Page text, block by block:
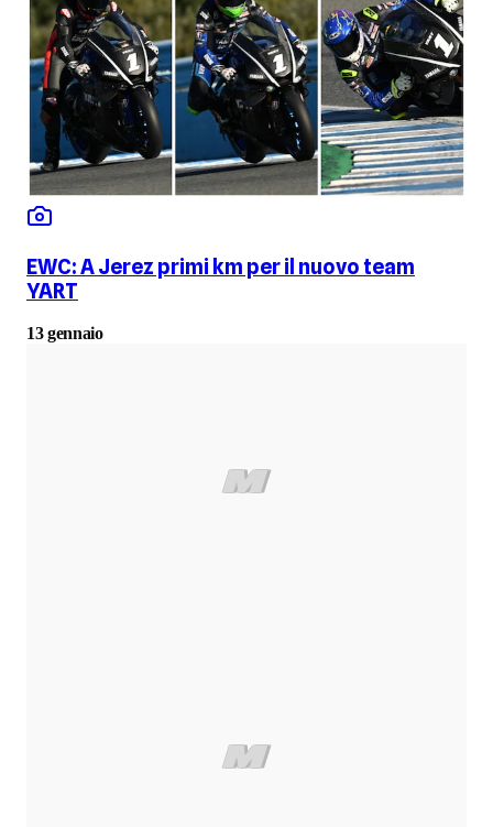
EWC: A Jerez primi km per il nuovo team
YART
13 gennaio